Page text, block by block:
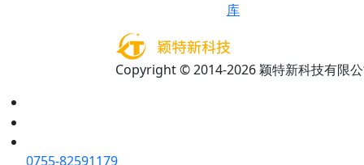
库
Copyright © 2014-2026 颖特新科技有限
0755-82591179